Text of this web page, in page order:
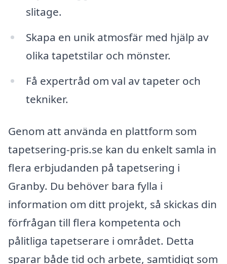
slitage.
Skapa en unik atmosfär med hjälp av
olika tapetstilar och mönster.
Få expertråd om val av tapeter och
tekniker.
Genom att använda en plattform som
tapetsering-pris.se kan du enkelt samla in
flera erbjudanden på tapetsering i
Granby. Du behöver bara fylla i
information om ditt projekt, så skickas din
förfrågan till flera kompetenta och
pålitliga tapetserare i området. Detta
sparar både tid och arbete, samtidigt som